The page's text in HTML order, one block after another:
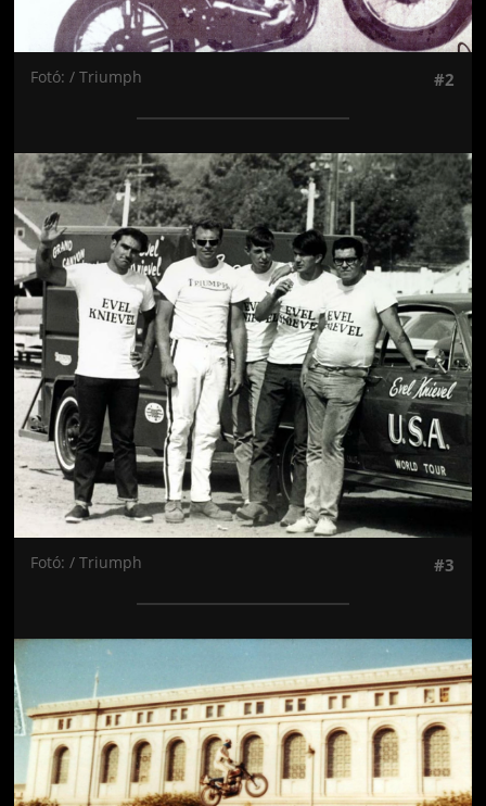
Fotó: / Triumph #2
Jön még kép!
Fotó: / Triumph #3
Jön még kép!